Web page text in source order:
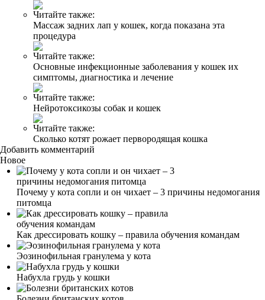
Читайте также:
Массаж задних лап у кошек, когда показана эта
процедура
Читайте также:
Основные инфекционные заболевания у кошек их
симптомы, диагностика и лечение
Читайте также:
Нейротоксикозы собак и кошек
Читайте также:
Сколько котят рожает первородящая кошка
Добавить комментарий
Новое
Почему у кота сопли и он чихает – 3 причины недомогания
питомца
Как дрессировать кошку – правила обучения командам
Эозинофильная гранулема у кота
Набухла грудь у кошки